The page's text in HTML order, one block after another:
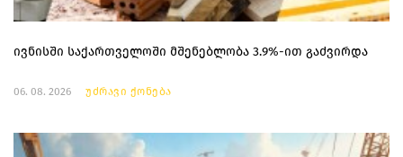
ივნისში საქართველოში მშენებლობა 3.9%-ით გაძვირდა
06. 08. 2026 უძრავი ქონება